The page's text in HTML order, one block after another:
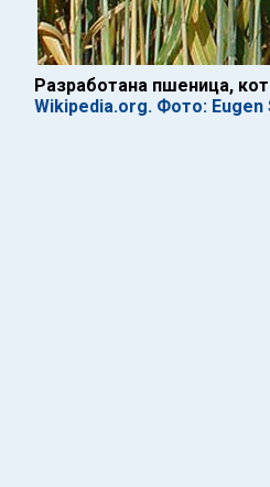
Разработана пшеница,
Wikipedia.org. Фото: Eugen